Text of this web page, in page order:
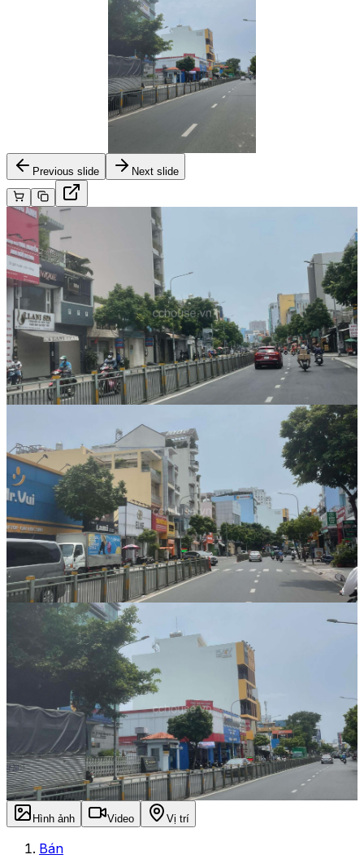
Previous slide Next slide
Hình ảnh Video Vị trí
Bán